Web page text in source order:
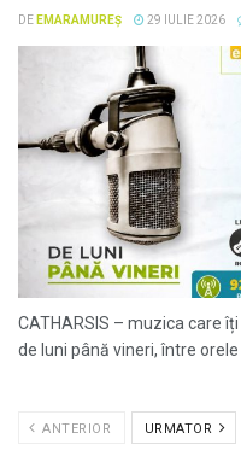
DE EMARAMUREȘ 29 IULIE 2026
CATHARSIS – muzica care
de luni până vineri, între orele
ANTERIOR URMATOR